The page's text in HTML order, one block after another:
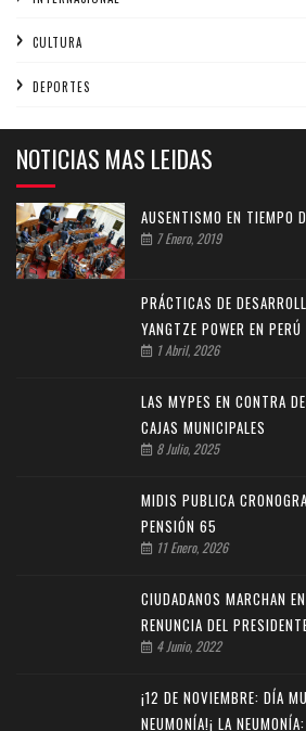
CULTURA
DEPORTES
NOTICIAS MAS LEIDAS
AUSENTISMO EN TIEMPO
7 Enero, 2019
PRÁCTICAS DE
YANGTZE POWER EN PERÚ
1 Abril, 2026
LAS MYPES EN CONTRA
CAJAS MUNICIPALES
8 Julio, 2025
MIDIS PUBLICA
PENSIÓN 65
11 Enero, 2026
CIUDADANOS MARCHAN
RENUNCIA DEL
4 Junio, 2022
¡12 DE NOVIEMBRE: DÍA
NEUMONÍA!¡ LA